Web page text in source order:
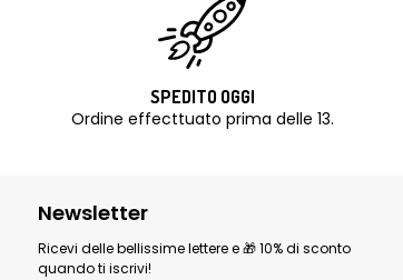
SPEDITO OGGI
Ordine effecttuato prima delle 13.
Newsletter
Ricevi delle bellissime lettere e 🎁 10% di sconto
quando ti iscrivi!